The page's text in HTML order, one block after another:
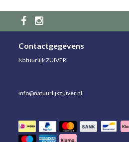
Contactgegevens
Natuurlijk ZUIVER
info@natuurlijkzuiver.nl